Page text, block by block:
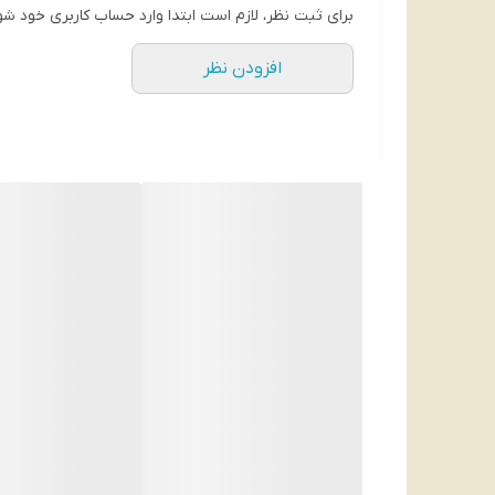
حجم: 500 میل
بسته بندی: قوطی فلزی
برای ثبت نظر، لازم است ابتدا وارد حساب کاربری خود
افزودن نظر